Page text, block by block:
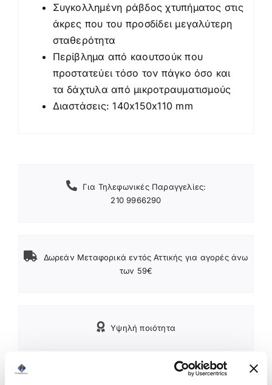
Συγκολλημένη ράβδος χτυπήματος στις
άκρες που του προσδίδει μεγαλύτερη
σταθερότητα
Περίβλημα από καουτσούκ που
προστατεύει τόσο τον πάγκο όσο και
τα δάχτυλα από μικροτραυματισμούς
Διαστάσεις: 140x150x110 mm
Για Τηλεφωνικές Παραγγελίες:
210 9966290
Δωρεάν Μεταφορικά εντός Αττικής για αγορές άνω
των 59€
Υψηλή ποιότητα